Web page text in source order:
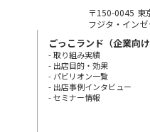
〒150-0045 東
フジタ・イン
ごっこランド（企業向け
- 取り組み実績
- 出店目的・効果
- パビリオン一覧
- 出店事例インタビュー
- セミナー情報